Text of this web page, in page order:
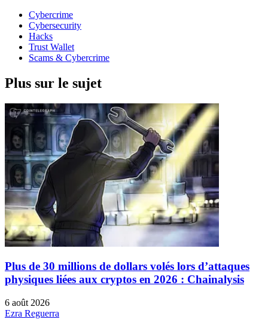
Cybercrime
Cybersecurity
Hacks
Trust Wallet
Scams & Cybercrime
Plus sur le sujet
Plus de 30 millions de dollars volés lors d’attaques
physiques liées aux cryptos en 2026 : Chainalysis
6 août 2026
Ezra Reguerra